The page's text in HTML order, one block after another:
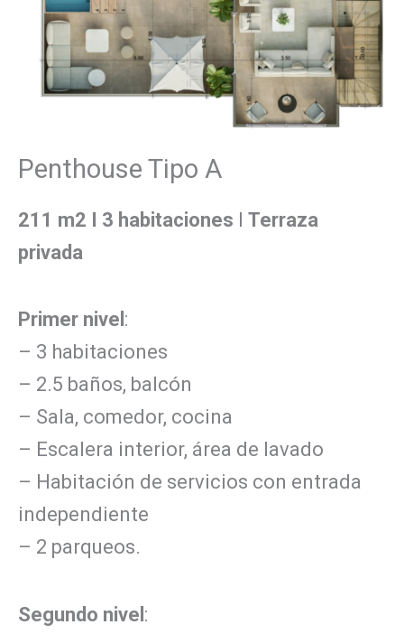
Penthouse Tipo A
211 m2 I 3 habitaciones I Terraza
privada
Primer nivel :
– 3 habitaciones
– 2.5 baños, balcón
– Sala, comedor, cocina
– Escalera interior, área de lavado
– Habitación de servicios con entrada
independiente
– 2 parqueos.
Segundo nivel :